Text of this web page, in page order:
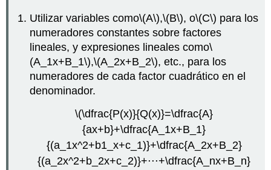
Utilizar variables como\(A\),\(B\), o\(C\) para los
numeradores constantes sobre factores
lineales, y expresiones lineales como\
(A_1x+B_1\),\(A_2x+B_2\), etc., para los
numeradores de cada factor cuadrático en el
denominador.
\(\dfrac{P(x)}{Q(x)}=\dfrac{A}
{ax+b}+\dfrac{A_1x+B_1}
{(a_1x^2+b1_x+c_1)}+\dfrac{A_2x+B_2}
{(a_2x^2+b_2x+c_2)}+⋅⋅⋅+\dfrac{A_nx+B_n}